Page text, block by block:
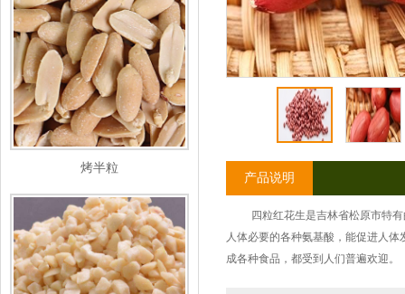
烤半粒
产品说明
四粒红花生是吉林省松原市特
人体必要的各种氨基酸，能促进人
成各种食品，都受到人们普遍欢迎。